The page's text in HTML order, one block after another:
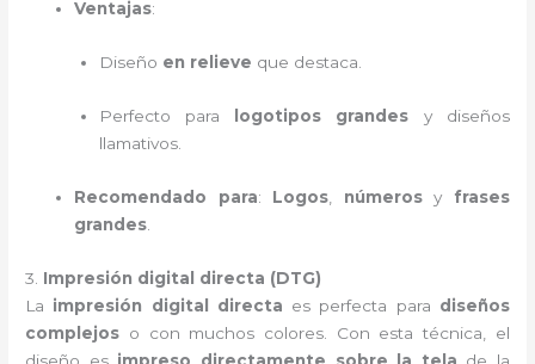
Ventajas:
Diseño en relieve que destaca.
Perfecto para logotipos grandes y diseños
llamativos.
Recomendado para: Logos númerosy frases
grandes
3. Impresión digital directa (DTG)
La impresión digital directa es perfecta para diseños
complejos o con muchos colores. Con esta técnica, el
diseño es impreso directamente sobre la tela de la